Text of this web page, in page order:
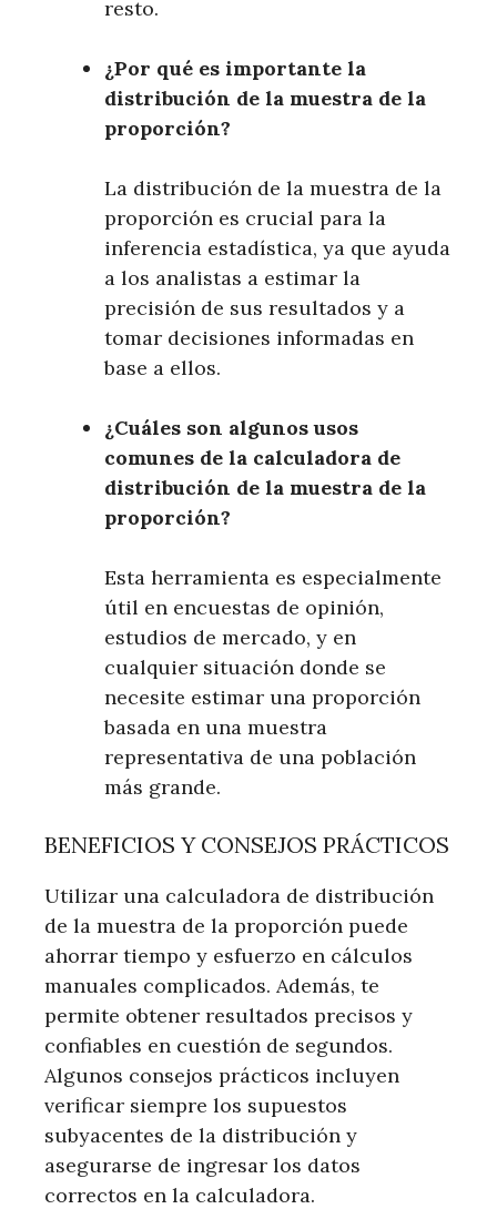
resto.
¿Por qué es importante la
distribución de la muestra de la
proporción?
La distribución de la muestra de la
proporción es crucial para la
inferencia estadística, ya que ayuda
a los analistas a estimar la
precisión de sus resultados y a
tomar decisiones informadas en
base a ellos.
¿Cuáles son algunos usos
comunes de la calculadora de
distribución de la muestra de la
proporción?
Esta herramienta es especialmente
útil en encuestas de opinión,
estudios de mercado, y en
cualquier situación donde se
necesite estimar una proporción
basada en una muestra
representativa de una población
más grande.
BENEFICIOS Y CONSEJOS PRÁCTICOS
Utilizar una calculadora de distribución
de la muestra de la proporción puede
ahorrar tiempo y esfuerzo en cálculos
manuales complicados. Además, te
permite obtener resultados precisos y
confiables en cuestión de segundos.
Algunos consejos prácticos incluyen
verificar siempre los supuestos
subyacentes de la distribución y
asegurarse de ingresar los datos
correctos en la calculadora.